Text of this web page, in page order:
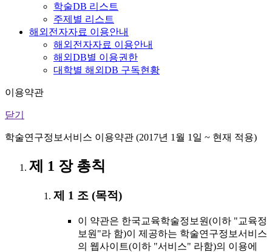
학술DB 리스트
주제별 리스트
해외전자자료 이용안내
해외전자자료 이용안내
해외DB별 이용권한
대학별 해외DB 구독현황
이용약관
닫기
학술연구정보서비스 이용약관 (2017년 1월 1일 ~ 현재 적용)
제 1 장 총칙
제 1 조 (목적)
이 약관은 한국교육학술정보원(이하 "교육정
보원"라 함)이 제공하는 학술연구정보서비스
의 웹사이트(이하 "서비스" 라함)의 이용에